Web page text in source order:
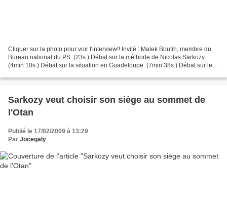
Cliquer sur la photo pour voir l'interview!! Invité : Malek Boutih, membre du
Bureau national du PS. (23s.) Débat sur la méthode de Nicolas Sarkozy.
(4min 10s.) Débat sur la situation en Guadeloupe. (7min 38s.) Débat sur le
Sarkozy veut choisir son siège au sommet de
l'Otan
Publié le 17/02/2009 à 13:29
Par Jocegaly